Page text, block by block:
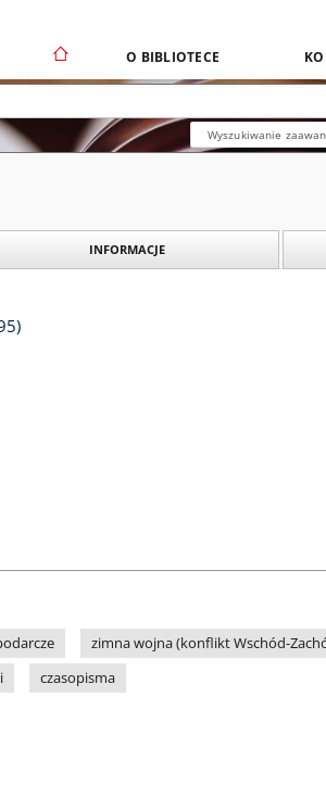
O BIBLIOTECE
Wyszukiwanie
INFORMACJE
zimna wojna (konflikt Wschód-
czasopisma